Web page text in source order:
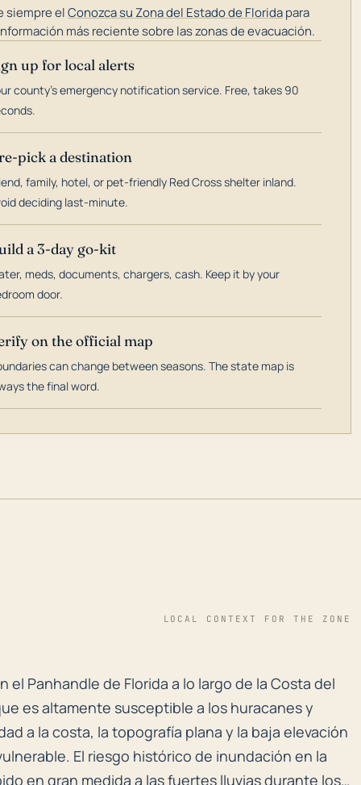
siempre elConozca su Zona del Estado de Floridapara
más reciente sobre las zonas de evacuación.
up for local alerts
county's emergency notification service. Free, takes 90
pick a destination
family, hotel, or pet-friendly Red Cross shelter inland.
deciding last-minute.
a 3-day go-kit
meds, documents, chargers, cash. Keep it by your
door.
on the official map
can change between seasons. The state map is
the final word.
LOCAL CONTEXT FOR THE ZONE
el Panhandle de Florida a lo largo de la Costa
el Panhandle de Florida a lo largo de la Costa del
es altamente susceptible a los huracanes y
a la costa, la topografía plana y la baja elevación
El riesgo histórico de inundación en la
en gran medida a las fuertes lluvias durante los